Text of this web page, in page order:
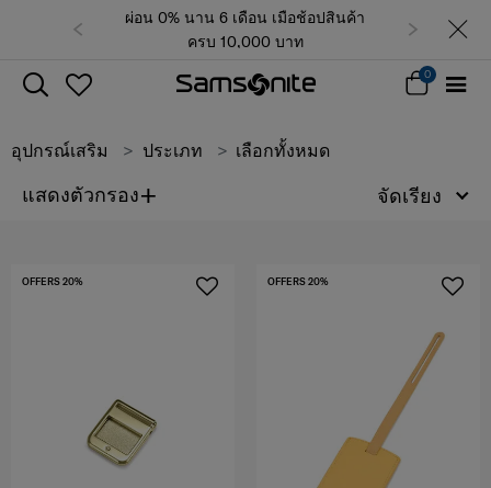
ผ่อน 0% นาน 6 เดือน เมื่อช้อปสินค้า
ครบ 10,000 บาท
0
อุปกรณ์เสริม ประเภท เลือกทั้งหมด
แสดงตัวกรอง+ จัดเรียง
OFFERS 20% OFFERS 20%